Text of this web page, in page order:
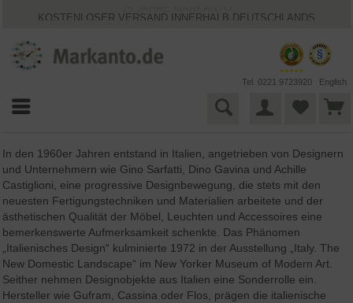
KOSTENLOSER VERSAND INNERHALB DEUTSCHLANDS
BESTPRICE-GARANTIE
Tel. 0221 9723920 English
In den 1960er Jahren entstand in Italien, angetrieben von Designern
und Unternehmern wie Gino Sarfatti, Dino Gavina und Achille
Castiglioni, eine progressive Designbewegung, die stets mit den
neuesten Fertigungstechniken und Materialien arbeitete und der
ästhetischen Qualität der Möbel, Leuchten und Accessoires eine
bemerkenswerte Aufmerksamkeit schenkte. Das Phänomen
„Italienisches Design“ kulminierte 1972 in der Ausstellung „Italy. The
New Domestic Landscape“ im New Yorker Museum of Modern Art.
Seither nehmen Designobjekte aus Italien eine Sonderrolle ein.
Hersteller wie Gufram, Cassina oder Flos, prägen die italienische